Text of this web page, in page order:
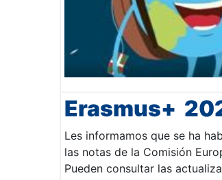
Erasmus+
Les informamos que se ha
las notas de la Comisión
Pueden consultar las